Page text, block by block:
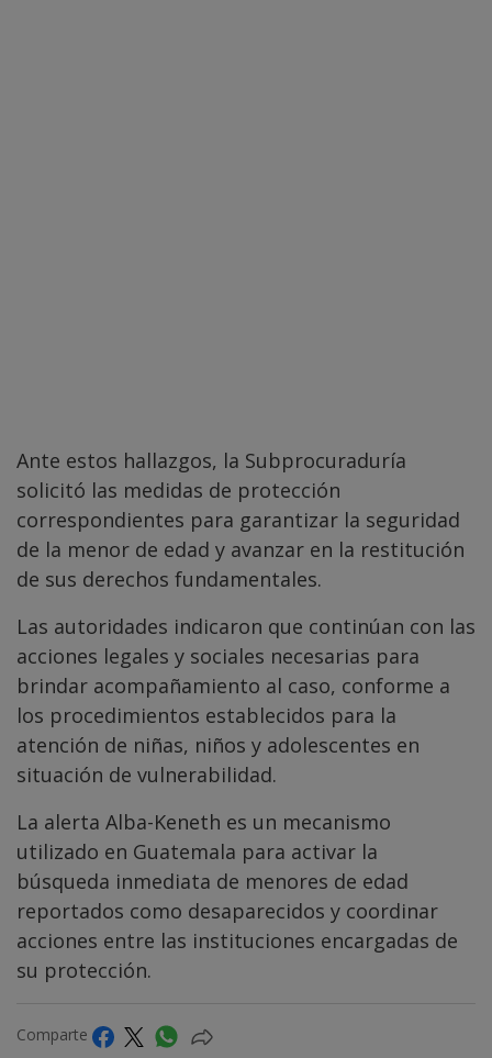
Ante estos hallazgos, la Subprocuraduría
solicitó las medidas de protección
correspondientes para garantizar la seguridad
de la menor de edad y avanzar en la restitución
de sus derechos fundamentales.
Las autoridades indicaron que continúan con las
acciones legales y sociales necesarias para
brindar acompañamiento al caso, conforme a
los procedimientos establecidos para la
atención de niñas, niños y adolescentes en
situación de vulnerabilidad.
La alerta Alba-Keneth es un mecanismo
utilizado en Guatemala para activar la
búsqueda inmediata de menores de edad
reportados como desaparecidos y coordinar
acciones entre las instituciones encargadas de
su protección.
Comparte